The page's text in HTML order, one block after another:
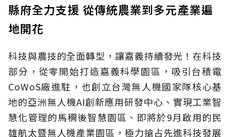
縣府全力支援 從傳統農業到多元產業遍
地開花
科技與農技的全面轉型，讓嘉義持續發光！在科技
部分，從零開始打造嘉義科學園區，吸引台積電
CoWoS廠進駐，也創立台灣無人機國家隊核心基
地的亞洲無人機AI創新應用研發中心、實現工業智
慧化管理的馬稠後智慧園區、即將於9月啟用的民
雄航太暨無人機產業園區，極力搶占先進科技發展